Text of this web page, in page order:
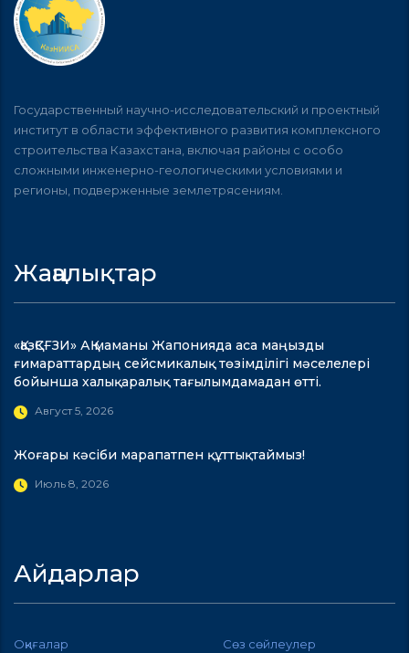
Государственный научно-исследовательский и проектный
институт в области эффективного развития комплексного
строительства Казахстана, включая районы с особо
сложными инженерно-геологическими условиями и
регионы, подверженные землетрясениям.
Жаңалықтар
«ҚазҚСҒЗИ» АҚ маманы Жапонияда аса маңызды
ғимараттардың сейсмикалық төзімділігі мәселелері
бойынша халықаралық тағылымдамадан өтті.
Август 5, 2026
Жоғары кәсіби марапатпен құттықтаймыз!
Июль 8, 2026
Айдарлар
Оқиғалар Сөз сөйлеулер